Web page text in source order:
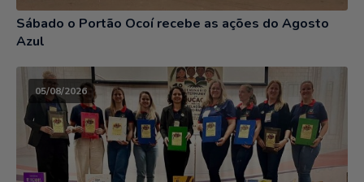
Sábado o Portão Ocoí recebe as ações do Agosto
Azul
05/08/2026